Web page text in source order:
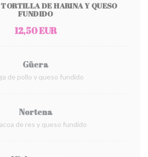
DE HARINA Y QUESO
FUNDIDO
12,50 EUR
Güera
de pollo y queso fundido
Nortena
de res y queso fundido